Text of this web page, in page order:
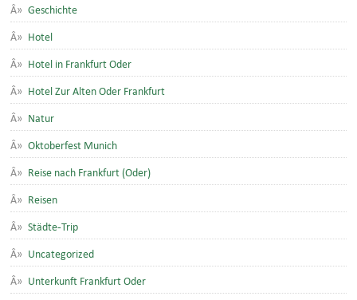
Geschichte
Hotel
Hotel in Frankfurt Oder
Hotel Zur Alten Oder Frankfurt
Natur
Oktoberfest Munich
Reise nach Frankfurt (Oder)
Reisen
Städte-Trip
Uncategorized
Unterkunft Frankfurt Oder